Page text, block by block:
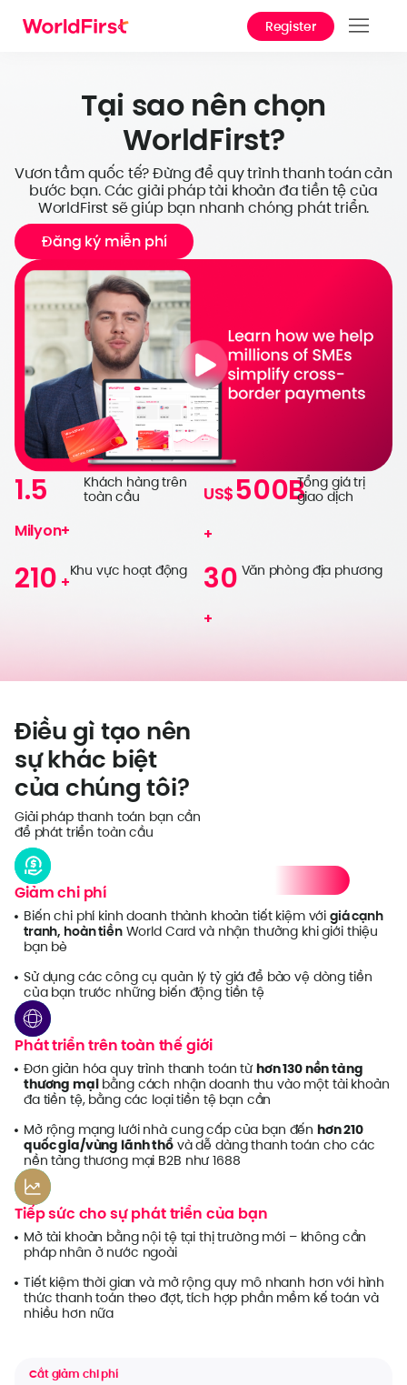
Register
Trợ
Tại sao nên chọn
WorldFirst?
Vươn tầm quốc tế? Đừng để quy trình thanh toán cản
bước bạn. Các giải pháp tài khoản đa tiền tệ của
WorldFirst sẽ giúp bạn nhanh chóng phát triển.
Đăng ký miễn phí
1.5
Milyon+
Khách hàng trên
toàn cầu
US$500B
+
Tổng giá trị
giao dịch
210 +
Khu vực hoạt động 30
+
Văn phòng địa phương
Điều gì tạo nên
sự khác biệt
của chúng tôi?
Giải pháp thanh toán bạn cần
để phát triển toàn cầu
Giảm chi phí
Biến chi phí kinh doanh thành khoản tiết kiệm với giá cạnh
tranh, hoàn tiềnWorld Card và nhận thưởng khi giới thiệu
bạn bè
Sử dụng các công cụ quản lý tỷ giá để bảo vệ dòng tiền
của bạn trước những biến động tiền tệ
Phát triển trên toàn thế giới
Đơn giản hóa quy trình thanh toán từhơn 130 nền tảng
thương mạibằng cách nhận doanh thu vào một tài khoản
đa tiền tệ, bằng các loại tiền tệ bạn cần
Mở rộng mạng lưới nhà cung cấp của bạn đến hơn 210
quốc gia/vùng lãnh thổvà dễ dàng thanh toán cho các
nền tảng thương mại B2B như 1688
Tiếp sức cho sự phát triển của bạn
Mở tài khoản bằng nội tệ tại thị trường mới – không cần
pháp nhân ở nước ngoài
Tiết kiệm thời gian và mở rộng quy mô nhanh hơn với hình
thức thanh toán theo đợt, tích hợp phần mềm kế toán và
nhiều hơn nữa
Cắt giảm chi phí